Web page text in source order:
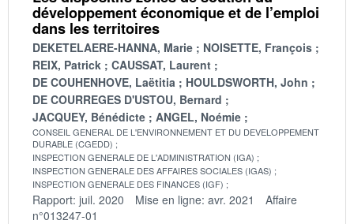
développement économique et de l’emploi
dans les territoires
DEKETELAERE-HANNA, Marie
NOISETTE, François
REIX, Patrick
CAUSSAT, Laurent
DE COUHENHOVE, Laëtitia
HOULDSWORTH, John
DE COURREGES D'USTOU, Bernard
JACQUEY, Bénédicte
ANGEL, Noémie
CONSEIL GENERAL DE L'ENVIRONNEMENT ET DU DEVELOPPEMENT
DURABLE (CGEDD)
INSPECTION GENERALE DE L'ADMINISTRATION (IGA)
INSPECTION GENERALE DES AFFAIRES SOCIALES (IGAS)
INSPECTION GENERALE DES FINANCES (IGF)
Rapport: juil. 2020 Mise en ligne: avr. 2021
Affaire
n°013247-01